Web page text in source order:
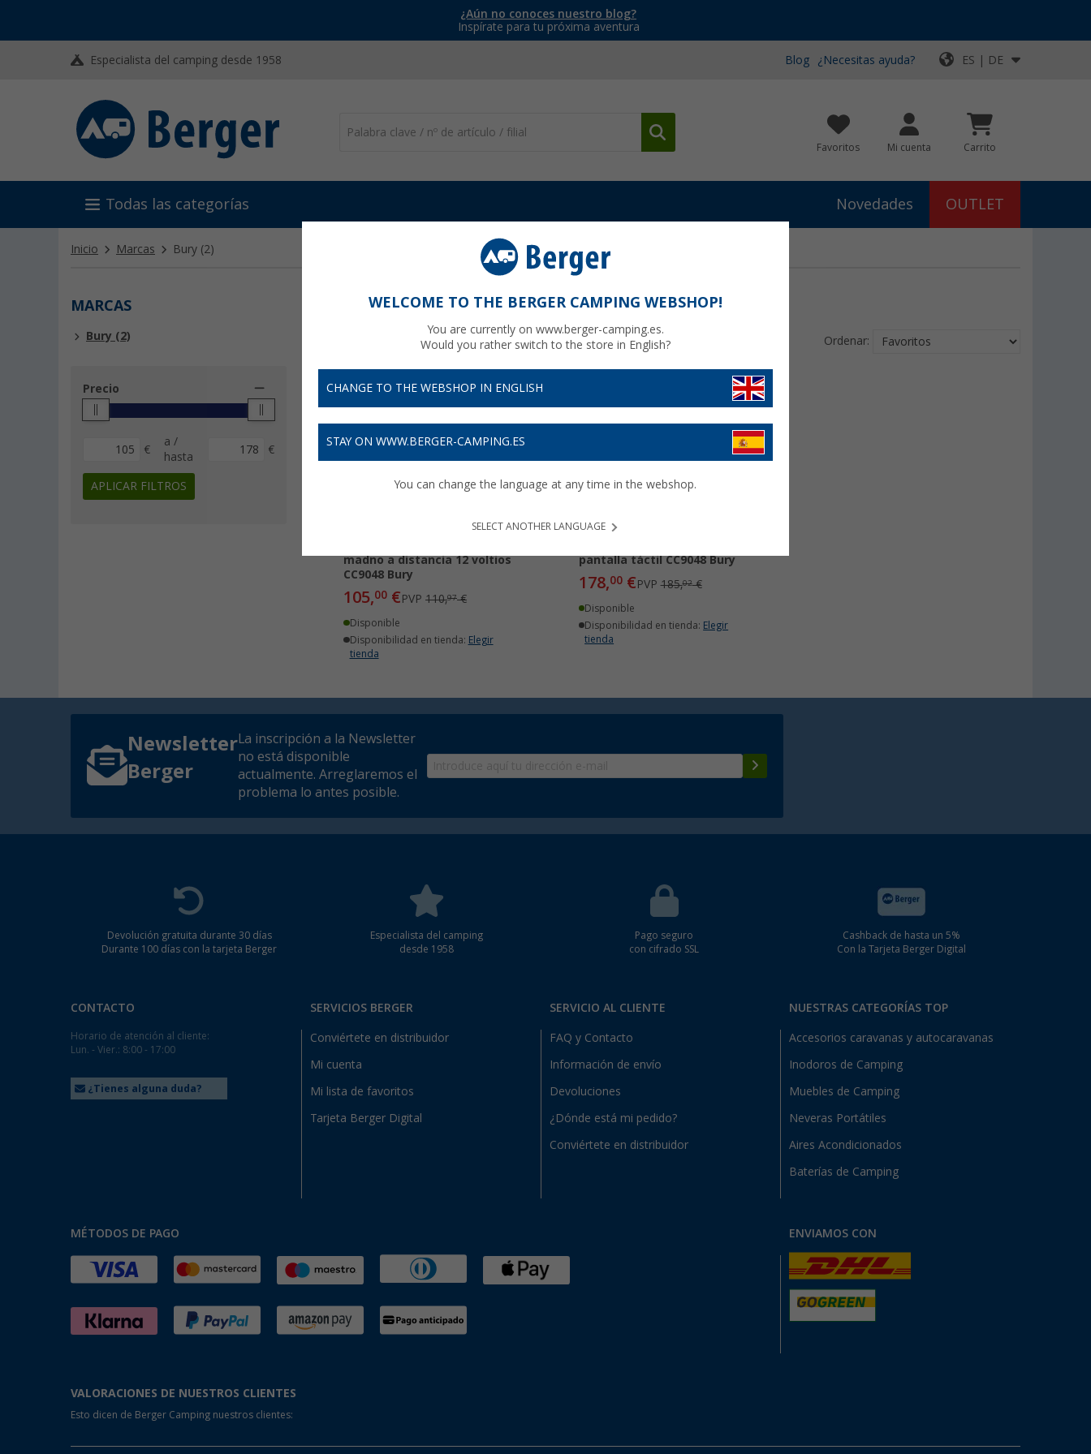
¿Aún no conoces nuestro blog?
Inspírate para tu próxima aventura
Especialista del camping desde 1958 Blog ¿Necesitas ayuda? ES | DE
Favoritos Mi cuenta Carrito
Todas las categorías Novedades OUTLET
Inicio Marcas Bury (2)
MARCAS
Bury (2)
Precio
€
a /
hasta
€
APLICAR FILTROS
Ordenar:
madno a distancia 12 voltios
CC9048 Bury
105,00 €PVP110,97€
Disponible
Disponibilidad en tienda: Elegir
tienda
pantalla táctil CC9048 Bury
178,00€PVP185,02€
Disponible
Disponibilidad en tienda: Elegir
tienda
Newsletter
Berger
La inscripción a la Newsletter
no está disponible
actualmente. Arreglaremos el
problema lo antes posible.
Devolución gratuita durante 30 días
Durante 100 días con la tarjeta Berger
Especialista del camping
desde 1958
Pago seguro
con cifrado SSL
Cashback de hasta un 5%
Con la Tarjeta Berger Digital
CONTACTO
Horario de atención al cliente:
Lun. - Vier.: 8:00 - 17:00
¿Tienes alguna duda?
SERVICIOS BERGER
Conviértete en distribuidor
Mi cuenta
Mi lista de favoritos
Tarjeta Berger Digital
SERVICIO AL CLIENTE
FAQ y Contacto
Información de envío
Devoluciones
¿Dónde está mi pedido?
Conviértete en distribuidor
NUESTRAS CATEGORÍAS TOP
Accesorios caravanas y autocaravanas
Inodoros de Camping
Muebles de Camping
Neveras Portátiles
Aires Acondicionados
Baterías de Camping
MÉTODOS DE PAGO ENVIAMOS CON
VALORACIONES DE NUESTROS CLIENTES
Esto dicen de Berger Camping nuestros clientes:
WELCOME TO THE BERGER CAMPING WEBSHOP!
You are currently on www.berger-camping.es.
Would you rather switch to the store in English?
CHANGE TO THE WEBSHOP IN ENGLISH
STAY ON WWW.BERGER-CAMPING.ES
You can change the language at any time in the webshop.
SELECT ANOTHER LANGUAGE